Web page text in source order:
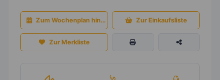
Zum Wochenplan hinzufügen Zur Einkaufsliste
Zur Merkliste